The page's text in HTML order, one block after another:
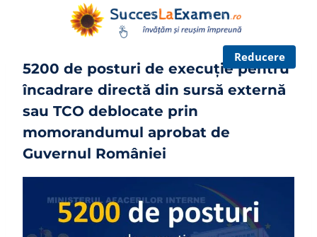
5200 de posturi de execuție pentru
încadrare directă din sursă externă
sau TCO deblocate prin
momorandumul aprobat de
Guvernul României
ReducereP
r
o
d